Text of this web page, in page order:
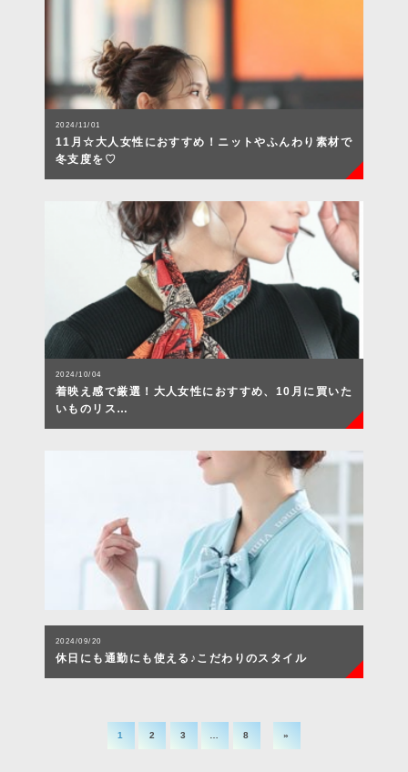
2024/11/01
11月☆大人女性におすすめ！ニットやふんわり素材で
冬支度を♡
2024/10/04
着映え感で厳選！大人女性におすすめ、10月に買いた
いものリス…
2024/09/20
休日にも通勤にも使える♪こだわりのスタイル
1 2 3 8 »